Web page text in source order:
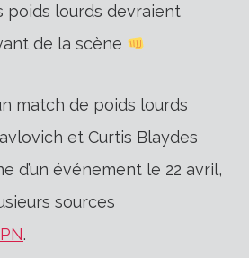
poids lourds devraient
de la scène
match de poids lourds
et Curtis Blaydes
d’un événement le 22 avril,
sources
.